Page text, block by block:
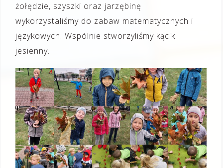
żołędzie, szyszki oraz jarzębinę
wykorzystaliśmy do zabaw matematycznych i
językowych. Wspólnie stworzyliśmy kącik
jesienny.